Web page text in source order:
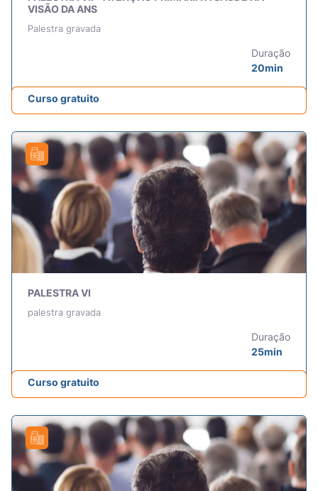
VISÃO DA ANS
Palestra gravada
Duração
20min
Curso gratuito
PALESTRA VI
palestra gravada
Duração
25min
Curso gratuito